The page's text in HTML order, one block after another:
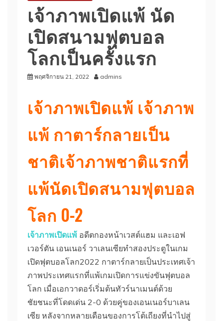
เจ้าภาพเปิดแพ้ นัด
เปิดสนามฟุตบอล
โลกเป็นครั้งแรก
พฤศจิกายน 21, 2022 admins
เจ้าภาพเปิดแพ้ เจ้าภาพ
แพ้ กาตาร์กลายเป็น
ชาติเจ้าภาพชาติแรกที่
แพ้นัดเปิดสนามฟุตบอล
โลก 0-2
เจ้าภาพเปิดแพ้ อดีตกองหน้าเวสต์แฮม และเอฟ
เวอร์ตัน เอนเนอร์ วาเลนเซียทำสองประตูในเกม
เปิดฟุตบอลโลก2022 กาตาร์กลายเป็นประเทศเจ้า
ภาพประเทศแรกที่แพ้เกมเปิดการแข่งขันฟุตบอล
โลก เมื่อเอกวาดอร์เริ่มต้นทัวร์นาเมนต์ด้วย
ชัยชนะที่โดดเด่น 2-0 ด้วยคู่ของเอนเนอร์บาเลน
เซีย หลังจากหลายเดือนของการโต้เถียงที่นําไปสู่